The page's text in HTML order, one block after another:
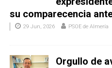
su comparecencia
29 Jun, 2026 PSOE de Almería
Orgullo de